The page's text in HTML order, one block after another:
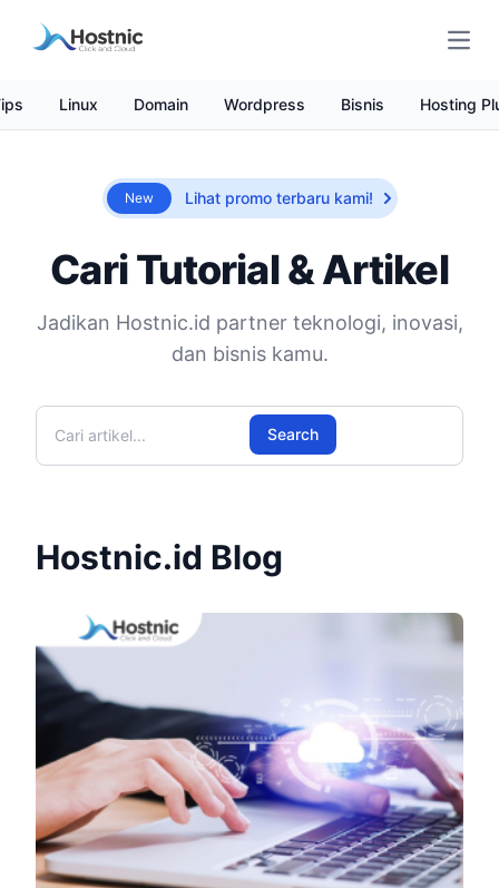
Linux Domain Wordpress Bisnis Hosting
New Lihat promo terbaru kami!
Cari Tutorial & Artikel
Jadikan Hostnic.id partner teknologi, inovasi,
dan bisnis kamu.
Cari artikel
Search
Hostnic.id Blog